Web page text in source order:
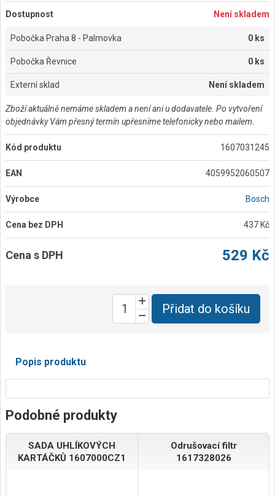
Dostupnost Není skladem
Pobočka Praha 8 - Palmovka 0 ks
Pobočka Řevnice 0 ks
Externí sklad Není skladem
Zboží aktuálně nemáme skladem a není ani u dodavatele. Po vytvoření
objednávky Vám přesný termín upřesníme telefonicky nebo mailem.
Kód produktu 1607031245
EAN 4059952060507
Výrobce Bosch
Cena bez DPH 437 Kč
Cena s DPH 529 Kč
Přidat do košíku
Popis produktu
Podobné produkty
SADA UHLÍKOVÝCH
KARTÁČKŮ 1607000CZ1
Odrušovací filtr
1617328026